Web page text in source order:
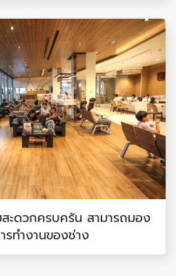
ะดวกครบครัน สามารถมอง
รทำงานของช่าง